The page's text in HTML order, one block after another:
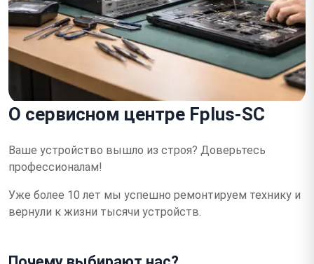
О сервисном центре Fplus-SC
Ваше устройство вышло из строя? Доверьтесь
профессионалам!
Уже более 10 лет мы успешно ремонтируем технику и
вернули к жизни тысячи устройств.